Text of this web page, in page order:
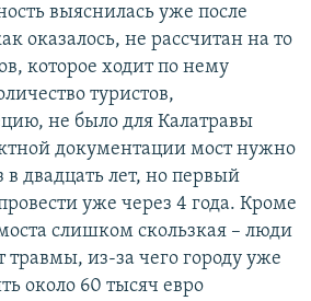
выяснилась уже после
оказалось, не рассчитан на то
которое ходит по нему
туристов,
не было для Калатравы
документации мост нужно
в двадцать лет, но первый
уже через 4 года. Кроме
слишком скользкая – люди
из-за чего городу уже
около 60 тысяч евро